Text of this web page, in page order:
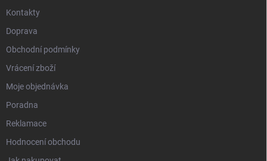
Kontakty
Doprava
Obchodní podmínky
Vrácení zboží
Moje objednávka
Poradna
Reklamace
Hodnocení obchodu